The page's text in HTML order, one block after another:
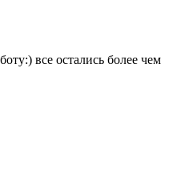
все остались более чем